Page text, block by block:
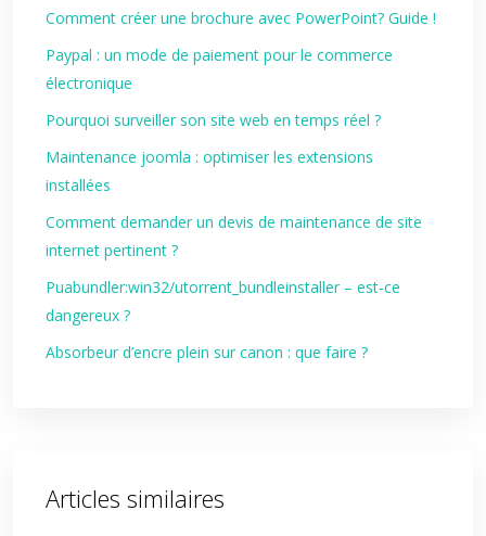
Comment créer une brochure avec PowerPoint? Guide !
Paypal : un mode de paiement pour le commerce
électronique
Pourquoi surveiller son site web en temps réel ?
Maintenance joomla : optimiser les extensions
installées
Comment demander un devis de maintenance de site
internet pertinent ?
Puabundler:win32/utorrent_bundleinstaller – est‑ce
dangereux ?
Absorbeur d’encre plein sur canon : que faire ?
Articles similaires